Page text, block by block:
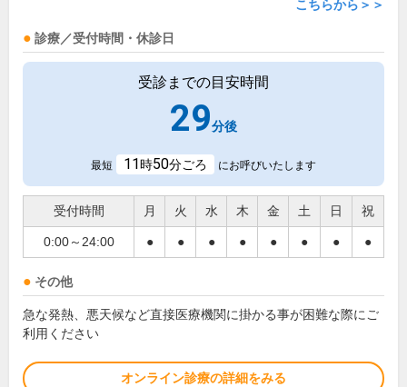
こちらから＞＞
診療／受付時間・休診日
受診までの目安時間
29分後
最短 11時50分ごろ にお呼びいたします
受付時間 月 火 水 木 金 土 日 祝
0:00～24:00 ● ● ● ● ● ● ● ●
その他
急な発熱、悪天候など直接医療機関に掛かる事が困難な際にご
利用ください
オンライン診療の詳細をみる